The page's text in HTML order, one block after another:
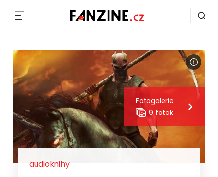
Fotogalerie
9 fotek
audioknihy